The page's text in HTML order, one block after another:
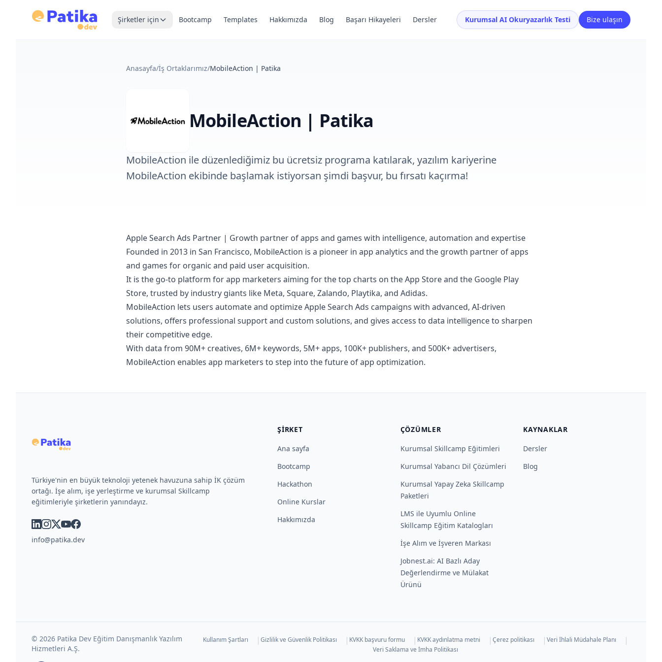
Şirketler için Bootcamp Templates Hakkımızda Blog Başarı Hikayeleri Dersler Kurumsal AI Okuryazarlık Testi Bize ulaşın
Anasayfa/İş Ortaklarımız/MobileAction | Patika
MobileAction | Patika
MobileAction ile düzenlediğimiz bu ücretsiz programa katılarak, yazılım kariyerine
MobileAction ekibinde başlamak istiyorsan şimdi başvur, bu fırsatı kaçırma!
Apple Search Ads Partner | Growth partner of apps and games with intelligence, automation and expertise
Founded in 2013 in San Francisco, MobileAction is a pioneer in app analytics and the growth partner of apps
and games for organic and paid user acquisition.
It is the go-to platform for app marketers aiming for the top charts on the App Store and the Google Play
Store, trusted by industry giants like Meta, Square, Zalando, Playtika, and Adidas.
MobileAction lets users automate and optimize Apple Search Ads campaigns with advanced, AI-driven
solutions, offers professional support and custom solutions, and gives access to data intelligence to sharpen
their competitive edge.
With data from 90M+ creatives, 6M+ keywords, 5M+ apps, 100K+ publishers, and 500K+ advertisers,
MobileAction enables app marketers to step into the future of app optimization.
Türkiye'nin en büyük teknoloji yetenek havuzuna sahip İK çözüm
ortağı. İşe alım, işe yerleştirme ve kurumsal Skillcamp
eğitimleriyle şirketlerin yanındayız.
linkedin
instagram
x youtube
facebook
info@patika.dev
ŞIRKET
Ana sayfa
Bootcamp
Hackathon
Online Kurslar
Hakkımızda
ÇÖZÜMLER
Kurumsal Skillcamp Eğitimleri
Kurumsal Yabancı Dil Çözümleri
Kurumsal Yapay Zeka Skillcamp
Paketleri
LMS ile Uyumlu Online
Skillcamp Eğitim Katalogları
İşe Alım ve İşveren Markası
Jobnest.ai: AI Bazlı Aday
Değerlendirme ve Mülakat
Ürünü
KAYNAKLAR
Dersler
Blog
© 2026 Patika Dev Eğitim Danışmanlık Yazılım
Hizmetleri A.Ş.
Kullanım Şartları | Gizlilik ve Güvenlik Politikası | KVKK başvuru formu | KVKK aydınlatma metni | Çerez politikası | Veri İhlali Müdahale Planı |
Veri Saklama ve İmha Politikası